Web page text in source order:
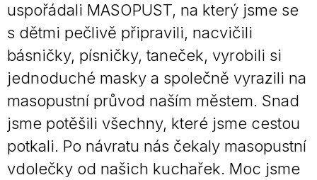
uspořádali MASOPUST, na který jsme se
s dětmi pečlivě připravili, nacvičili
básničky, písničky, taneček, vyrobili si
jednoduché masky a společně vyrazili na
masopustní průvod naším městem. Snad
jsme potěšili všechny, které jsme cestou
potkali. Po návratu nás čekaly masopustní
vdolečky od našich kuchařek. Moc jsme